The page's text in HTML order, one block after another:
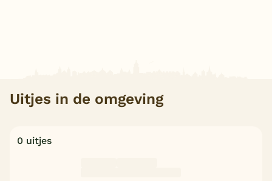
Uitjes in de omgeving
0 uitjes